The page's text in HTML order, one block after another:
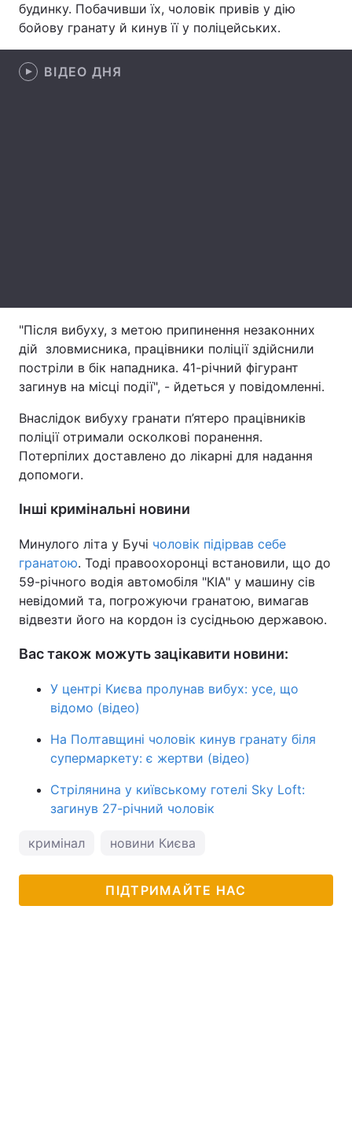
Цікавинки Погода
Тема оформлення
будинку. Побачивши їх, чоловік привів у дію
бойову гранату й кинув її у поліцейських.
ВІДЕО ДНЯ
"Після вибуху, з метою припинення незаконних
дій зловмисника, працівники поліції здійснили
постріли в бік нападника. 41-річний фігурант
загинув на місці події", - йдеться у повідомленні.
Внаслідок вибуху гранати п’ятеро працівників
поліції отримали осколкові поранення.
Потерпілих доставлено до лікарні для надання
допомоги.
Інші кримінальні новини
Минулого літа у Бучі чоловік підірвав себе
гранатою. Тоді правоохоронці встановили, що до
59-річного водія автомобіля "КІА" у машину сів
невідомий та, погрожуючи гранатою, вимагав
відвезти його на кордон із сусідньою державою.
Вас також можуть зацікавити новини:
У центрі Києва пролунав вибух: усе, що
відомо (відео)
На Полтавщині чоловік кинув гранату біля
супермаркету: є жертви (відео)
Стрілянина у київському готелі Sky Loft:
загинув 27-річний чоловік
кримінал новини Києва
ПІДТРИМАЙТЕ НАС